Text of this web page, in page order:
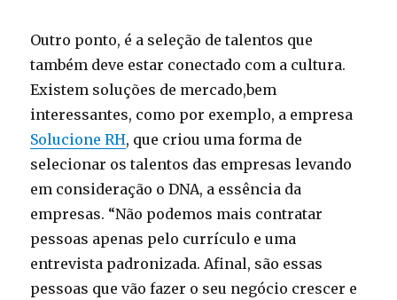
Outro ponto, é a seleção de talentos que
também deve estar conectado com a cultura.
Existem soluções de mercado,bem
interessantes, como por exemplo, a empresa
Solucione RH, que criou uma forma de
selecionar os talentos das empresas levando
em consideração o DNA, a essência da
empresas. “Não podemos mais contratar
pessoas apenas pelo currículo e uma
entrevista padronizada. Afinal, são essas
pessoas que vão fazer o seu negócio crescer e